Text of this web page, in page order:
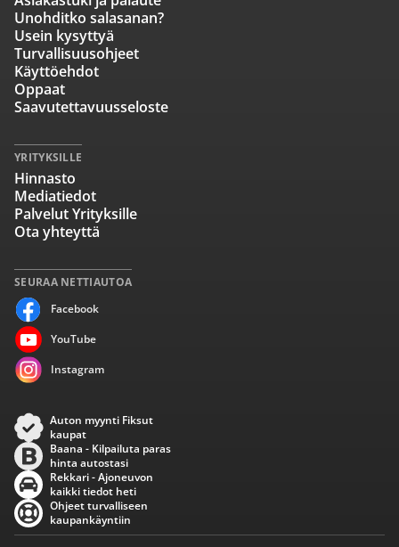
SEURAA NETTIAUTOA
Facebook
YouTube
Instagram
Unohditko salasanan?
Usein kysyttyä
Turvallisuusohjeet
Käyttöehdot
Oppaat
Saavutettavuusseloste
YRITYKSILLE
Hinnasto
Mediatiedot
Palvelut Yrityksille
Ota yhteyttä
Auton myynti Fiksut
kaupat
Baana - Kilpailuta paras
hinta autostasi
Rekkari - Ajoneuvon
kaikki tiedot heti
Ohjeet turvalliseen
kaupankäyntiin